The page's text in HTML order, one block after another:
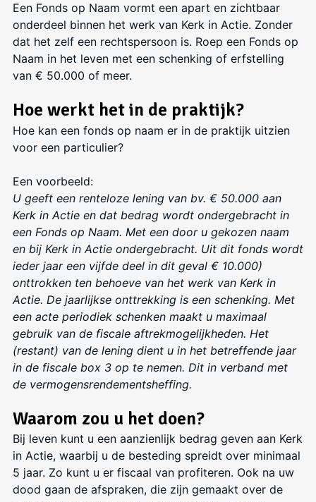
Een Fonds op Naam vormt een apart en zichtbaar
onderdeel binnen het werk van Kerk in Actie. Zonder
dat het zelf een rechtspersoon is. Roep een Fonds op
Naam in het leven met een schenking of erfstelling
van € 50.000 of meer.
Hoe werkt het in de praktijk?
Hoe kan een fonds op naam er in de praktijk uitzien
voor een particulier?
Een voorbeeld:
U geeft een renteloze lening van bv. € 50.000 aan
Kerk in Actie en dat bedrag wordt ondergebracht in
een Fonds op Naam. Met een door u gekozen naam
en bij Kerk in Actie ondergebracht. Uit dit fonds wordt
ieder jaar een vijfde deel in dit geval € 10.000)
onttrokken ten behoeve van het werk van Kerk in
Actie. De jaarlijkse onttrekking is een schenking. Met
een acte periodiek schenken maakt u maximaal
gebruik van de fiscale aftrekmogelijkheden. Het
(restant) van de lening dient u in het betreffende jaar
in de fiscale box 3 op te nemen. Dit in verband met
de vermogensrendementsheffing.
Waarom zou u het doen?
Bij leven kunt u een aanzienlijk bedrag geven aan Kerk
in Actie, waarbij u de besteding spreidt over minimaal
5 jaar. Zo kunt u er fiscaal van profiteren. Ook na uw
dood gaan de afspraken, die zijn gemaakt over de